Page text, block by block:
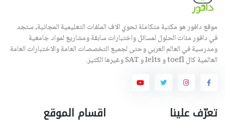
موقع دافور هو مكتبة متكاملة تحوي الاف الملفات التعليمية المجانية, ستجد
في دافور مئات الحلول لمسائل واختبارات سابقة ومشاريع لمواد جامعية
ومدرسية في العالم العربي وحتى لجميع التخصصات العامة والاختبارات العامة
العالمية كال toefl و Ielts و SAT وغيرها الكثير.
تعرّف علينا اقسام الموقع